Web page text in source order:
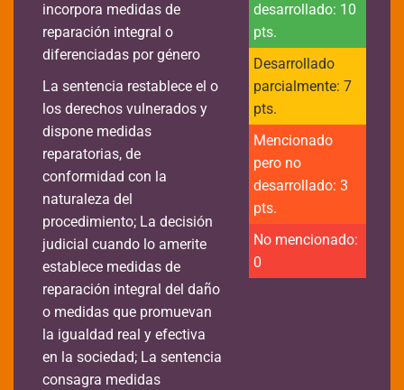
incorpora medidas de
reparación integral o
diferenciadas por género
La sentencia restablece el o
los derechos vulnerados y
dispone medidas
reparatorias, de
conformidad con la
naturaleza del
procedimiento; La decisión
judicial cuando lo amerite
establece medidas de
reparación integral del daño
o medidas que promuevan
la igualdad real y efectiva
en la sociedad; La sentencia
consagra medidas
desarrollado: 10
pts.
Desarrollado
parcialmente: 7
pts.
Mencionado
pero no
desarrollado: 3
pts.
No mencionado:
0